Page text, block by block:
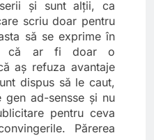
şi sunt alţii, ca
scriu doar pentru
să se exprime în
că ar fi doar o
aş refuza avantaje
dispus să le caut,
gen ad-sensse şi nu
pentru ceva
Părerea